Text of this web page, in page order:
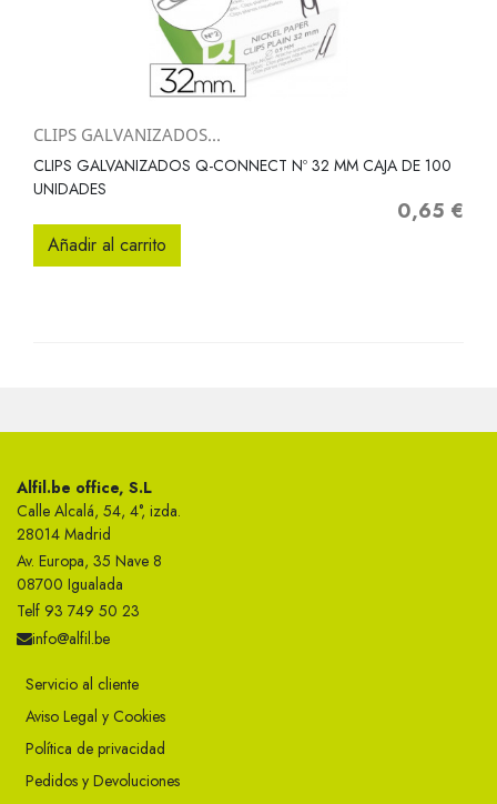
CLIPS GALVANIZADOS...
CLIPS GALVANIZADOS Q-CONNECT Nº 32 MM CAJA DE 100
UNIDADES
Precio
0,65 €
Añadir al carrito
Alfil.be office, S.L
Calle Alcalá, 54, 4°, izda.
28014 Madrid
Av. Europa, 35 Nave 8
08700 Igualada
Telf 93 749 50 23
info@alfil.be
Servicio al cliente
Aviso Legal y Cookies
Política de privacidad
Pedidos y Devoluciones